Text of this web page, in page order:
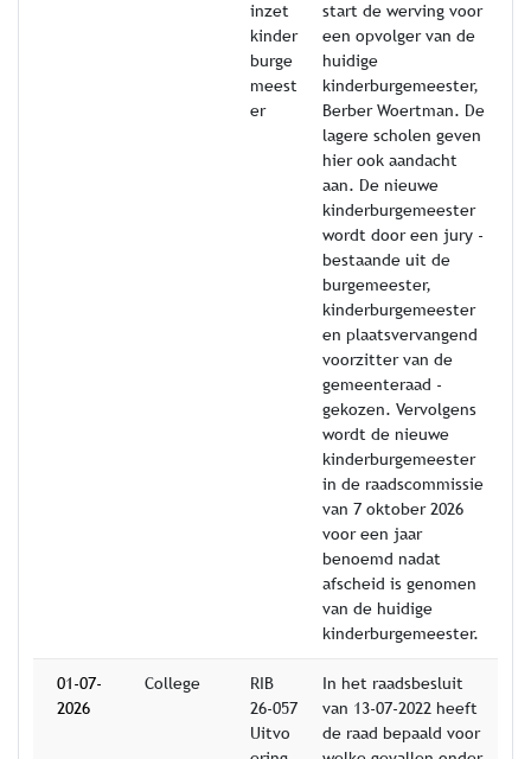
inzet
kinder
burge
meest
er
start de werving voor
een opvolger van de
huidige
kinderburgemeester,
Berber Woertman. De
lagere scholen geven
hier ook aandacht
aan. De nieuwe
kinderburgemeester
wordt door een jury -
bestaande uit de
burgemeester,
kinderburgemeester
en plaatsvervangend
voorzitter van de
gemeenteraad -
gekozen. Vervolgens
wordt de nieuwe
kinderburgemeester
in de raadscommissie
van 7 oktober 2026
voor een jaar
benoemd nadat
afscheid is genomen
van de huidige
kinderburgemeester.
01-07-
2026
College
RIB
26-057
Uitvo
In het raadsbesluit
van 13-07-2022 heeft
de raad bepaald voor